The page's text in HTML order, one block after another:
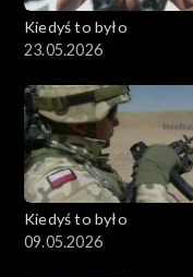
Kiedyś to było
23.05.2026
Kiedyś to było
09.05.2026